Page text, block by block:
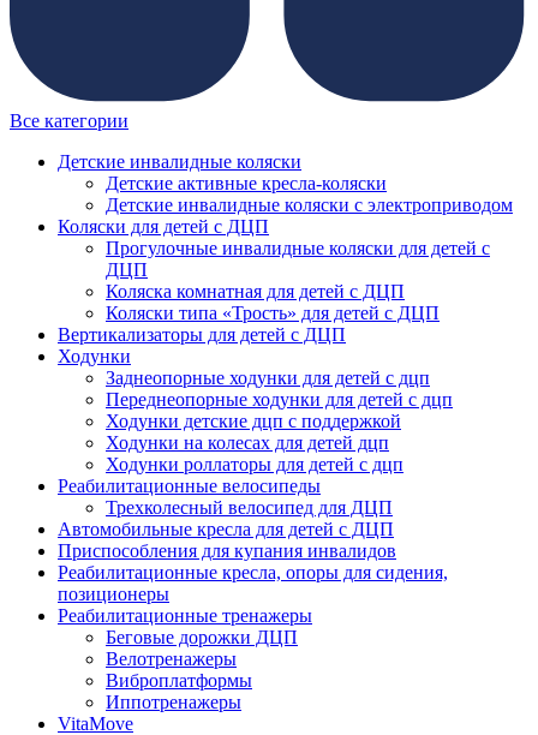
Все категории
Детские инвалидные коляски
Детские активные кресла-коляски
Детские инвалидные коляски с электроприводом
Коляски для детей с ДЦП
Прогулочные инвалидные коляски для детей с
ДЦП
Коляска комнатная для детей с ДЦП
Коляски типа «Трость» для детей с ДЦП
Вертикализаторы для детей с ДЦП
Ходунки
Заднеопорные ходунки для детей с дцп
Переднеопорные ходунки для детей с дцп
Ходунки детские дцп с поддержкой
Ходунки на колесах для детей дцп
Ходунки роллаторы для детей с дцп
Реабилитационные велосипеды
Трехколесный велосипед для ДЦП
Автомобильные кресла для детей с ДЦП
Приспособления для купания инвалидов
Реабилитационные кресла, опоры для сидения,
позиционеры
Реабилитационные тренажеры
Беговые дорожки ДЦП
Велотренажеры
Виброплатформы
Иппотренажеры
VitaMove